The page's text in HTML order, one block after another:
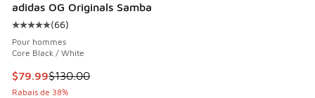
adidas OG Originals Samba
Cote moyenne du client - [5 sur 5 étoiles], 66
(66)
Pour hommes
Core Black / White
Cet article est en solde. Le prix est passé de $130.00 à
$79.99$130.00
Rabais de 38%